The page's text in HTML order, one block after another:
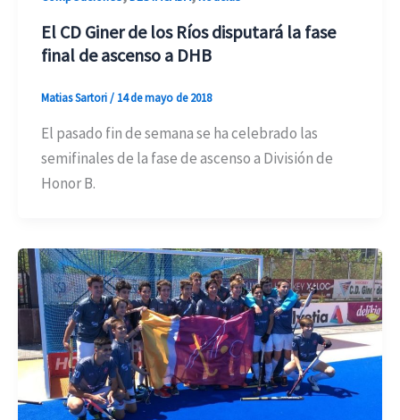
El CD Giner de los Ríos disputará la fase
final de ascenso a DHB
Matias Sartori/ 14 de mayo de 2018
El pasado fin de semana se ha celebrado las
semifinales de la fase de ascenso a División de
Honor B.